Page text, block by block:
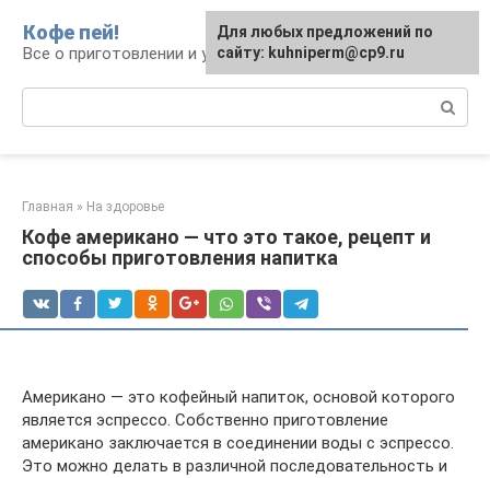
контенту
Кофе пей!
Все о приготовлении и употреблении кофе
Главная » На здоровье
Кофе американо — что это такое, рецепт и
способы приготовления напитка
Американо — это кофейный напиток, основой которого
является эспрессо. Собственно приготовление
американо заключается в соединении воды с эспрессо.
Это можно делать в различной последовательность и
Для любых предложений по
сайту: kuhniperm@cp9.ru